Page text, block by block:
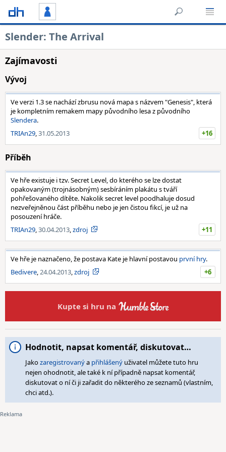
Slender: The Arrival
Zajímavosti
Vývoj
Ve verzi 1.3 se nachází zbrusu nová mapa s názvem "Genesis", která
je kompletním remakem mapy původního lesa z původního
Slendera.
TRIAn29,31.05.2013 +16
Příběh
Ve hře existuje i tzv. Secret Level, do kterého se lze dostat
opakovaným (trojnásobným) sesbíráním plakátu s tváří
pohřešovaného dítěte. Nakolik secret level poodhaluje dosud
nezveřejněnou část příběhu nebo je jen čistou fikcí, je už na
posouzení hráče.
TRIAn29,30.04.2013,zdroj +11
Ve hře je naznačeno, že postava Kate je hlavní postavou první hry.
Bedivere,24.04.2013,zdroj +6
Kupte si hru na
Hodnotit, napsat komentář, diskutovat…
Jakozaregistrovanýa přihlášený uživatel můžete tuto hru
nejen ohodnotit, ale také k ní případně napsat komentář,
diskutovat o ní či ji zařadit do některého ze seznamů (vlastním,
chci atd.).